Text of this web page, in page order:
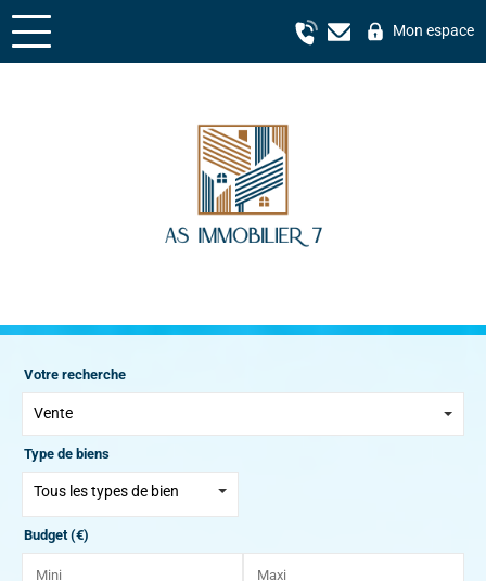
Mon espace
Votre recherche
Vente
Type de biens
Tous les types de bien
Budget (€)